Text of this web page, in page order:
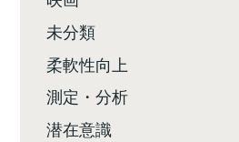
未分類
柔軟性向上
測定・分析
潜在意識